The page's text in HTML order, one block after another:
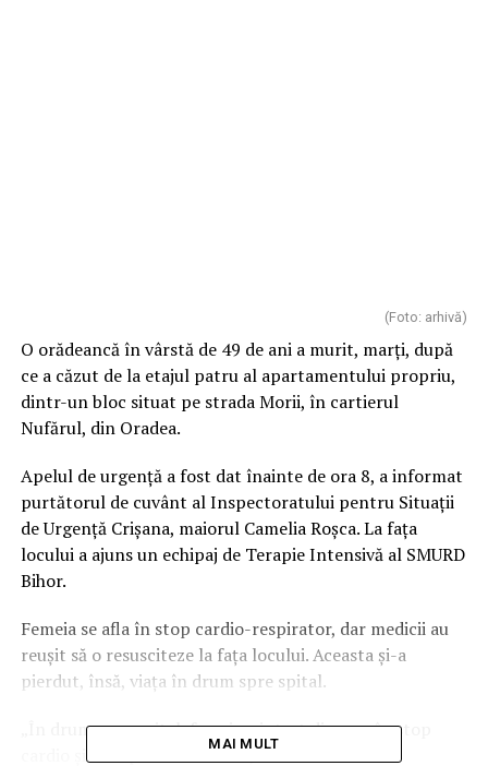
(Foto: arhivă)
O orădeancă în vârstă de 49 de ani a murit, marți, după
ce a căzut de la etajul patru al apartamentului propriu,
dintr-un bloc situat pe strada Morii, în cartierul
Nufărul, din Oradea.
Apelul de urgență a fost dat înainte de ora 8, a informat
purtătorul de cuvânt al Inspectoratului pentru Situații
de Urgență Crișana, maiorul Camelia Roșca. La fața
locului a ajuns un echipaj de Terapie Intensivă al SMURD
Bihor.
Femeia se afla în stop cardio-respirator, dar medicii au
reușit să o resusciteze la fața locului. Aceasta și-a
pierdut, însă, viața în drum spre spital.
„În drum spre spital, femeia a intrat din nou în stop
cardio şi nu a putut fi salvată, medicul declarând
MAI MULT